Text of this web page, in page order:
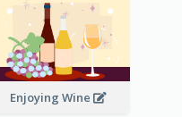
Enjoying Wine